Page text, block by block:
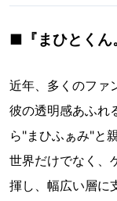
■『まひとくん
近年、多くのファ
彼の透明感あふれ
ら"まひふぁみ"と
世界だけでなく、
揮し、幅広い層に